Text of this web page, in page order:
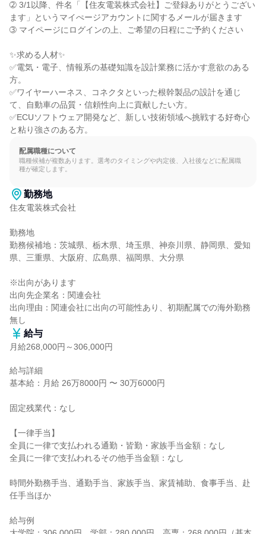
➁ 3/1以降、件名「【住友電装株式会社】ご登録ありがとうござい
ます」というマイぺージアカウントに関するメールが届きます
➂ マイページにログインの上、ご希望の日程にご予約ください
✨求める人材✨
✅電気・電子、情報系の基礎知識を設計業務に活かす意欲のある
方。
✅ワイヤーハーネス、コネクタといった根幹製品の設計を通じ
て、自動車の品質・信頼性向上に貢献したい方。
✅ECUソフトウェア開発など、新しい技術領域へ挑戦する好奇心
と粘り強さのある方。
配属職種について
職種候補が複数あります。選考のタイミングや内定後、入社後などに配属職
種が確定します。
勤務地
住友電装株式会社
勤務地
勤務候補地：茨城県、栃木県、埼玉県、神奈川県、静岡県、愛知
県、三重県、大阪府、広島県、福岡県、大分県
※出向があります
出向先企業名：関連会社
出向理由：関連会社に出向の可能性あり、初期配属での海外勤務
無し
給与
月給268,000円～306,000円
給与詳細
基本給：月給 26万8000円 〜 30万6000円
固定残業代：なし
【一律手当】
全員に一律で支払われる通勤・皆勤・家族手当金額：なし
全員に一律で支払われるその他手当金額：なし
時間外勤務手当、通勤手当、家族手当、家賃補助、食事手当、赴
任手当ほか
給与例